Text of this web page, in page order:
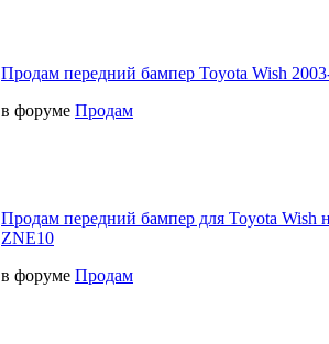
Продам передний бампер Toyota Wish
в форуме Продам
Продам передний бампер для Toyota Wish
ZNE10
в форуме Продам